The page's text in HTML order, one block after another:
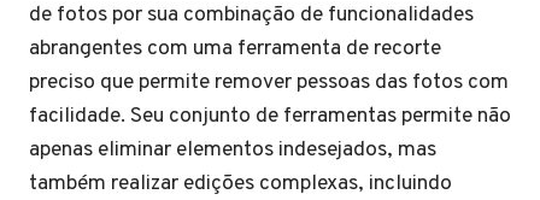
de fotos por sua combinação de funcionalidades
abrangentes com uma ferramenta de recorte
preciso que permite remover pessoas das fotos com
facilidade. Seu conjunto de ferramentas permite não
apenas eliminar elementos indesejados, mas
também realizar edições complexas, incluindo